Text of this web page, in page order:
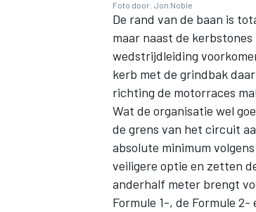
Foto door: Jon Noble
De rand van de baan is
maar naast de
wedstrijdleiding
kerb met de grindbak
richting de motorraces
Wat de organisatie wel
de grens van het circuit
absolute minimum
veiligere optie en zetten
anderhalf meter brengt
Formule 1-, de Formule